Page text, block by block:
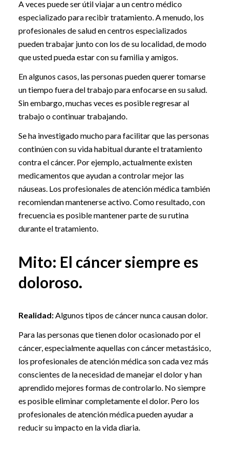
A veces puede ser útil viajar a un centro médico
especializado para recibir tratamiento. A menudo, los
profesionales de salud en centros especializados
pueden trabajar junto con los de su localidad, de modo
que usted pueda estar con su familia y amigos.
En algunos casos, las personas pueden querer tomarse
un tiempo fuera del trabajo para enfocarse en su salud.
Sin embargo, muchas veces es posible regresar al
trabajo o continuar trabajando.
Se ha investigado mucho para facilitar que las personas
continúen con su vida habitual durante el tratamiento
contra el cáncer. Por ejemplo, actualmente existen
medicamentos que ayudan a controlar mejor las
náuseas. Los profesionales de atención médica también
recomiendan mantenerse activo. Como resultado, con
frecuencia es posible mantener parte de su rutina
durante el tratamiento.
Mito: El cáncer siempre es
doloroso.
Realidad:Algunos tipos de cáncer nunca causan dolor.
Para las personas que tienen dolor ocasionado por el
cáncer, especialmente aquellas con cáncer metastásico,
los profesionales de atención médica son cada vez más
conscientes de la necesidad de manejar el dolor y han
aprendido mejores formas de controlarlo. No siempre
es posible eliminar completamente el dolor. Pero los
profesionales de atención médica pueden ayudar a
reducir su impacto en la vida diaria.